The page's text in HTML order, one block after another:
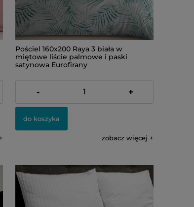
Pościel 160x200 Raya 3 biała w
miętowe liście palmowe i paski
satynowa Eurofirany
137,00 zł
- +
do koszyka
zobacz więcej